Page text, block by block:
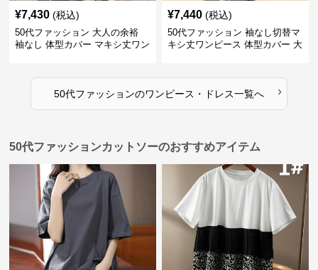
¥7,430 (税込)
50代ファッション 大人の余裕
袖なし 体型カバー マキシ丈ワン
¥7,440 (税込)
50代ファッション 袖なし切替マ
キシ丈ワンピース 体型カバー 大
50代ファッションのワンピース・ドレス一覧へ ›
50代ファッションカットソーのおすすめアイテム